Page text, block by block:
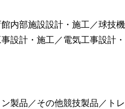
内部施設設計・施工／球技
設計・施工／電気工事設計
製品／その他競技製品／ト